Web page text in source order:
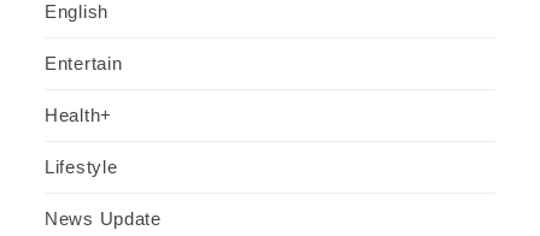
English
Entertain
Health+
Lifestyle
News Update